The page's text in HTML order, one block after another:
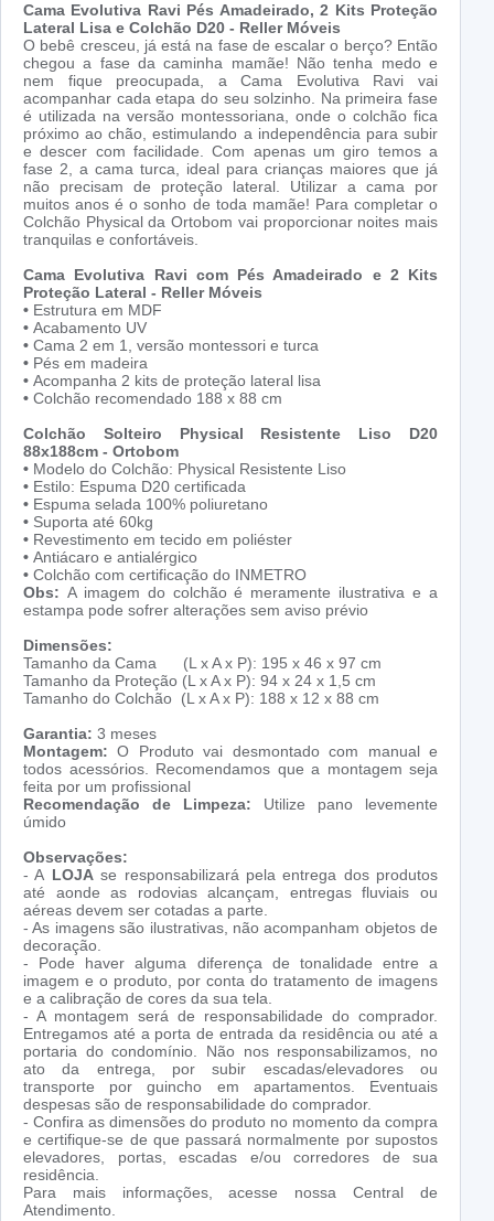
Cama Evolutiva Ravi Pés Amadeirado, 2 Kits Proteção
Lateral Lisa e Colchão D20 - Reller Móveis
O bebê cresceu, já está na fase de escalar o berço? Então
chegou a fase da caminha mamãe! Não tenha medo e
nem fique preocupada, a Cama Evolutiva Ravi vai
acompanhar cada etapa do seu solzinho. Na primeira fase
é utilizada na versão montessoriana, onde o colchão fica
próximo ao chão, estimulando a independência para subir
e descer com facilidade. Com apenas um giro temos a
fase 2, a cama turca, ideal para crianças maiores que já
não precisam de proteção lateral. Utilizar a cama por
muitos anos é o sonho de toda mamãe! Para completar o
Colchão Physical da Ortobom vai proporcionar noites mais
tranquilas e confortáveis.
Cama Evolutiva Ravi com Pés Amadeirado e 2 Kits
Proteção Lateral - Reller Móveis
• Estrutura em MDF
• Acabamento UV
• Cama 2 em 1, versão montessori e turca
• Pés em madeira
• Acompanha 2 kits de proteção lateral lisa
• Colchão recomendado 188 x 88 cm
Colchão Solteiro Physical Resistente Liso D20
88x188cm - Ortobom
• Modelo do Colchão: Physical Resistente Liso
• Estilo: Espuma D20 certificada
• Espuma selada 100% poliuretano
• Suporta até 60kg
• Revestimento em tecido em poliéster
• Antiácaro e antialérgico
• Colchão com certificação do INMETRO
Obs: A imagem do colchão é meramente ilustrativa e a
estampa pode sofrer alterações sem aviso prévio
Dimensões:
Tamanho da Cama (L x A x P): 195 x 46 x 97 cm
Tamanho da Proteção (L x A x P): 94 x 24 x 1,5 cm
Tamanho do Colchão (L x A x P): 188 x 12 x 88 cm
Garantia: 3 meses
Montagem:O Produto vai desmontado com manual e
todos acessórios. Recomendamos que a montagem seja
feita por um profissional
Recomendação de Limpeza: Utilize pano levemente
úmido
Observações:
- A LOJAse responsabilizará pela entrega dos produtos
até aonde as rodovias alcançam, entregas fluviais ou
aéreas devem ser cotadas a parte.
- As imagens são ilustrativas, não acompanham objetos de
decoração.
- Pode haver alguma diferença de tonalidade entre a
imagem e o produto, por conta do tratamento de imagens
e a calibração de cores da sua tela.
- A montagem será de responsabilidade do comprador.
Entregamos até a porta de entrada da residência ou até a
portaria do condomínio. Não nos responsabilizamos, no
ato da entrega, por subir escadas/elevadores ou
transporte por guincho em apartamentos. Eventuais
despesas são de responsabilidade do comprador.
- Confira as dimensões do produto no momento da compra
e certifique-se de que passará normalmente por supostos
elevadores, portas, escadas e/ou corredores de sua
residência.
Para mais informações, acesse nossa Central de
Atendimento.